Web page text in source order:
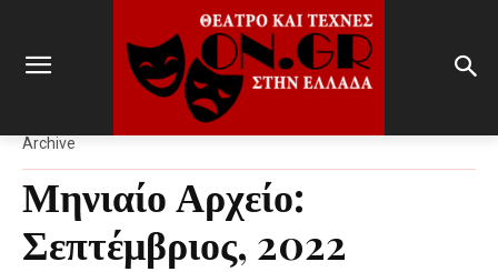
Μηνιαίο Αρχείο:
Σεπτέμβριος, 2022
Archive